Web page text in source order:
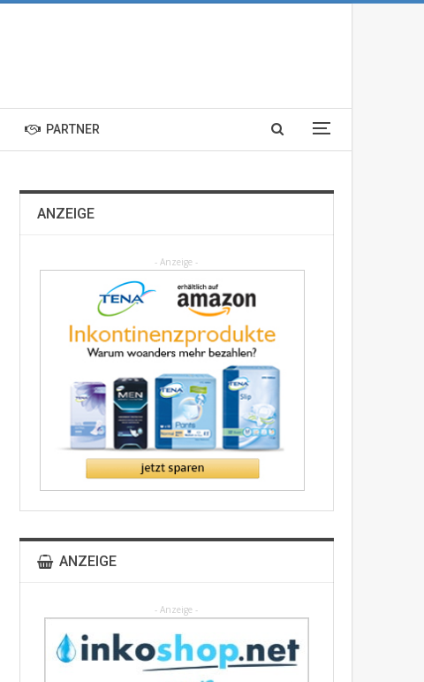
PARTNER
ANZEIGE
- Anzeige -
ANZEIGE
- Anzeige -